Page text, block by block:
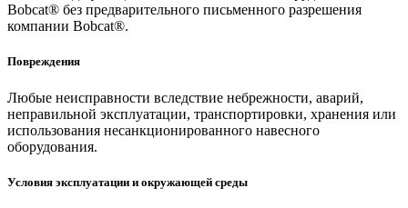
Bobcat® без предварительного письменного разрешения
компании Bobcat®.
Повреждения
Любые неисправности вследствие небрежности, аварий,
неправильной эксплуатации, транспортировки, хранения или
использования несанкционированного навесного
оборудования.
Условия эксплуатации и окружающей среды